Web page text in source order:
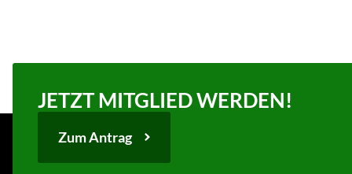
JETZT MITGLIED WERDEN!
Zum Antrag